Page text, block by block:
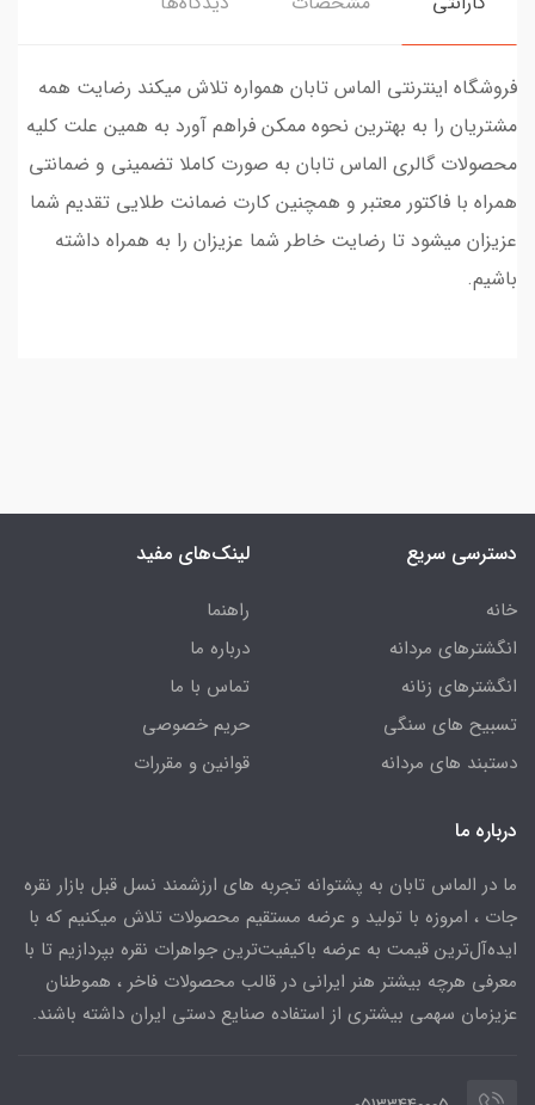
فروشگاه اینترنتی الماس تابان همواره تلاش میکند رضایت همه
مشتریان را به بهترین نحوه ممکن فراهم آورد به همین علت کلیه
محصولات گالری الماس تابان به صورت کاملا تضمینی و ضمانتی
همراه با فاکتور معتبر و همچنین کارت ضمانت طلایی تقدیم شما
عزیزان میشود تا رضایت خاطر شما عزیزان را به همراه داشته
باشیم.
دسترسی سریع
خانه
انگشترهای مردانه
انگشترهای زنانه
تسبیح های سنگی
دستبند های مردانه
لینک‌های مفید
راهنما
درباره ما
تماس با ما
حریم خصوصی
قوانین و مقررات
درباره ما
ما در الماس تابان به پشتوانه تجربه های ارزشمند نسل قبل بازار نقره
جات ، امروزه با تولید و عرضه مستقیم محصولات تلاش میکنیم که با
ایده‌آل‌ترین قیمت به عرضه باکیفیت‌ترین جواهرات نقره بپردازیم تا با
معرفی هرچه بیشتر هنر ایرانی در قالب محصولات فاخر ، هموطنان
عزیزمان سهمی بیشتری از استفاده صنایع دستی ایران داشته باشند.